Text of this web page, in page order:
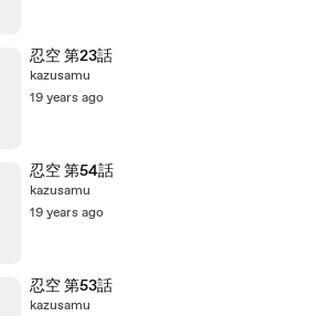
忍空 第23話
kazusamu
19 years ago
忍空 第54話
kazusamu
19 years ago
忍空 第53話
kazusamu